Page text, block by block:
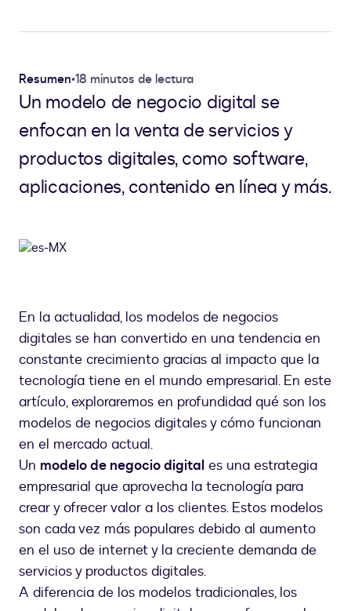
Resumen•18 minutos de lectura
Un modelo de negocio digital se
enfocan en la venta de servicios y
productos digitales, como software,
aplicaciones, contenido en línea y más.
En la actualidad, los modelos de negocios
digitales se han convertido en una tendencia en
constante crecimiento gracias al impacto que la
tecnología tiene en el mundo empresarial. En este
artículo, exploraremos en profundidad qué son los
modelos de negocios digitales y cómo funcionan
en el mercado actual.
Un modelo de negocio digital es una estrategia
empresarial que aprovecha la tecnología para
crear y ofrecer valor a los clientes. Estos modelos
son cada vez más populares debido al aumento
en el uso de internet y la creciente demanda de
servicios y productos digitales.
A diferencia de los modelos tradicionales, los